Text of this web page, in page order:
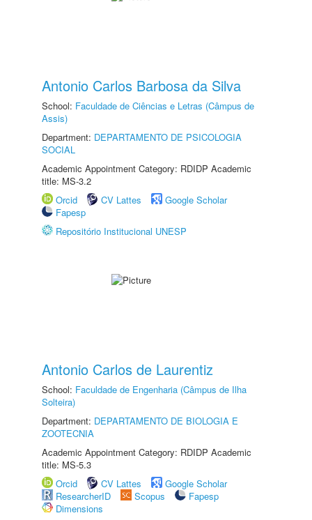
Antonio Carlos Barbosa da Silva
School: Faculdade de Ciências e Letras (Câmpus de
Assis)
Department: DEPARTAMENTO DE PSICOLOGIA
SOCIAL
Academic Appointment Category: RDIDP Academic
title: MS-3.2
Orcid
CV Lattes
Google Scholar
Fapesp
Repositório Institucional UNESP
Antonio Carlos de Laurentiz
School: Faculdade de Engenharia (Câmpus de Ilha
Solteira)
Department: DEPARTAMENTO DE BIOLOGIA E
ZOOTECNIA
Academic Appointment Category: RDIDP Academic
title: MS-5.3
Orcid
CV Lattes
Google Scholar
ResearcherID
Scopus
Fapesp
Dimensions